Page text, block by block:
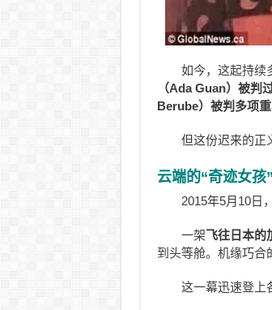
如今，这起持
（Ada Guan）被判
Berube）被判多项重
但这份迟来的正
云端的“奇迹女孩”
2015年5月10日
一架飞往日本的
到头等舱。机缘巧合
这一幕迅速登